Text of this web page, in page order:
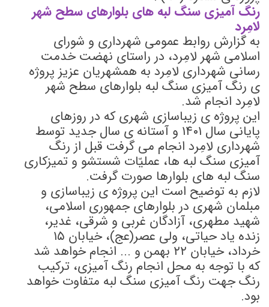
رنگ آمیزی سنگ لبه های بلوارهای سطح شهر
لامِرد
به گزارش روابط عمومی شهرداری و شورای
اسلامی شهر لامِرد، در راستای نهضت خدمت
رسانی شهرداری لامِرد به همشهریان عزیز پروژه
ی رنگ آمیزی سنگ لبه بلوارهای سطح شهر
لامِرد انجام شد.
این پروژه ی زیباسازی شهری که در روزهای
پایانی سال ۱۴۰۱ و آستانه ی سال جدید توسط
شهرداری لامِرد انجام می گرفت قبل از رنگ
آمیزی سنگ لبه ها، عملیّات شستشو و تمیزکاری
سنگ لبه های بلوارها صورت گرفت.
لازم به توضیح است این پروژه ی زیباسازی و
مبلمان شهری در بلوارهای جمهوری اسلامی،
شهید مطهری، آزادگان غربی و شرقی، غدیر،
زنده یاد حیاتی، ولی عصر(عج)، خیابان ۱۵
خرداد، خیابان ۲۲ بهمن و ... انجام خواهد شد
که با توجه به محل انجام رنگ آمیزی، ترکیب
رنگ جهت رنگ آمیزی سنگ لبه متفاوت خواهد
بود.